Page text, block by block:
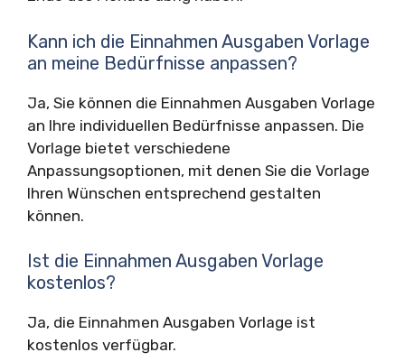
Kann ich die Einnahmen Ausgaben Vorlage
an meine Bedürfnisse anpassen?
Ja, Sie können die Einnahmen Ausgaben Vorlage
an Ihre individuellen Bedürfnisse anpassen. Die
Vorlage bietet verschiedene
Anpassungsoptionen, mit denen Sie die Vorlage
Ihren Wünschen entsprechend gestalten
können.
Ist die Einnahmen Ausgaben Vorlage
kostenlos?
Ja, die Einnahmen Ausgaben Vorlage ist
kostenlos verfügbar.